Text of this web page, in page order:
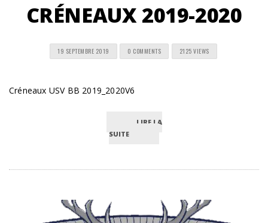
CRÉNEAUX 2019-2020
19 SEPTEMBRE 2019 0 COMMENTS 2125 VIEWS
Créneaux USV BB 2019_2020V6
LIRE LA
SUITE